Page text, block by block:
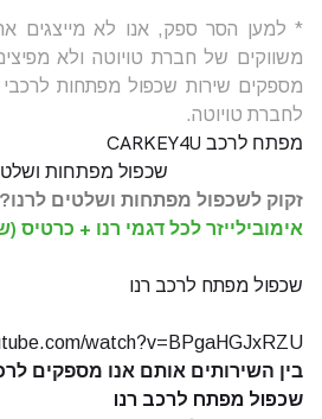
* למען הסר ספק, אנו לא מייצגים
משווקים של חברת טויוטה ולא
מספקים שירות שכפול מפתחות לרכבי
לחברת טויוטה.
מפתח לרכב CARKEY4U
שכפול מפתחות
זקוק לשכפול מפתחות ושלטים לרנו?
אימובילייזר לכל דגמי רנו+ כרטיס
שכפול מפתח לרכב רנו
watch?v=BPgaHGJxRZU
בין השירותים אותם אנו מספקים
שכפול מפתח לרכב רנו